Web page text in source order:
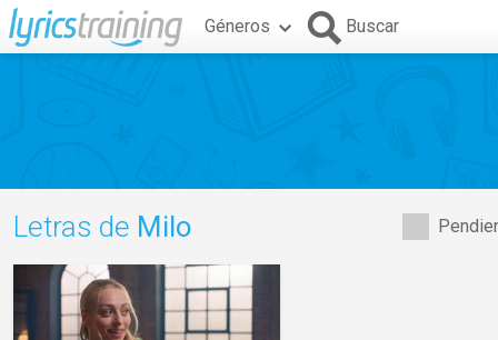
Géneros Buscar
Letras de Milo